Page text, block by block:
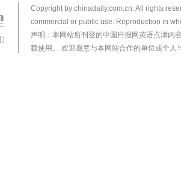
Copyright by chinadaily.com.cn. All rights
commercial or public use. Reproduction in
声明：本网站所刊登的中国日报网英语点津内
载使用。 欢迎愿意与本网站合作的单位或个人